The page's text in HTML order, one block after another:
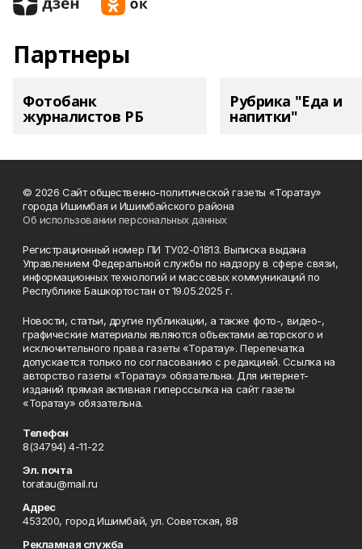
Партнеры
Фотобанк
журналистов РБ
Рубрика "Еда и
напитки"
© 2026 Сайт общественно-политической газеты «Торатау»
города Ишимбая и Ишимбайского района
Об использовании персональных данных
Регистрационный номер ПИ ТУ02-01813. Выписка выдана
Управлением Федеральной службы по надзору в сфере связи,
информационных технологий и массовых коммуникаций по
Республике Башкортостан от 19.05.2025 г.
Новости, статьи, другие публикации, а также фото-, видео-,
графические материалы являются объектами авторского и
исключительного права газеты «Торатау». Перепечатка
допускается только по согласованию с редакцией. Ссылка на
авторство газеты «Торатау» обязательна. Для интернет-
изданий прямая активная гиперссылка на сайт газеты
«Торатау» обязательна.
Телефон
8(34794) 4-11-22
Эл. почта
toratau@mail.ru
Адрес
453200, город Ишимбай, ул. Советская, 88
Рекламная служба